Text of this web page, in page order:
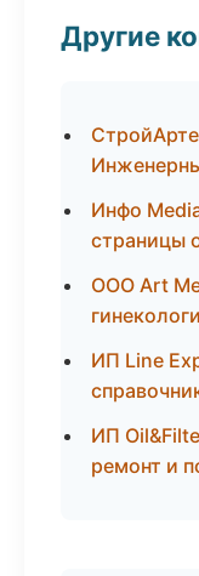
Другие
Инфо
страницы
ООО Art
ИП Line
ИП
ремонт и